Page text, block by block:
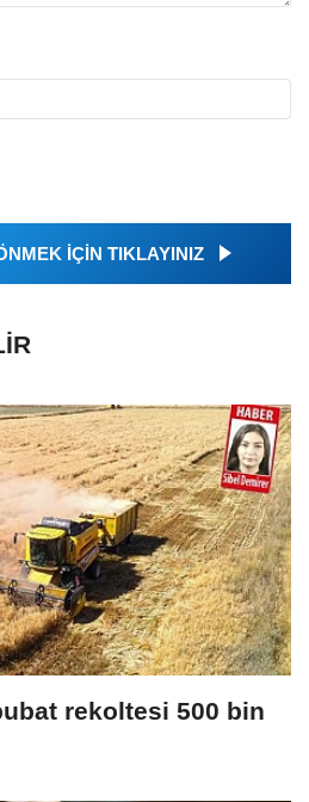
İÇİN TIKLAYINIZ
rekoltesi 500 bin